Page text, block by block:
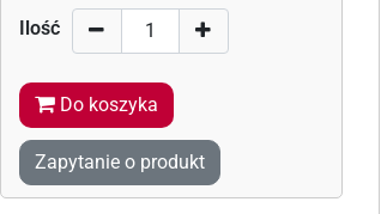
Ilość
Do koszyka
Zapytanie o produkt